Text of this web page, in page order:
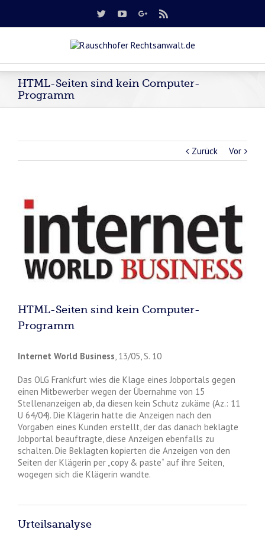
HTML-Seiten sind kein Computer-
Programm
Zurück Vor
HTML-Seiten sind kein Computer-
Programm
Internet World Business, 13/05, S. 10
Das OLG Frankfurt wies die Klage eines Jobportals gegen
einen Mitbewerber wegen der Übernahme von 15
Stellenanzeigen ab, da diesen kein Schutz zukäme (Az.: 11
U 64/04). Die Klägerin hatte die Anzeigen nach den
Vorgaben eines Kunden erstellt, der das danach beklagte
Jobportal beauftragte, diese Anzeigen ebenfalls zu
schalten. Die Beklagten kopierten die Anzeigen von den
Seiten der Klägerin per „copy & paste“ auf ihre Seiten,
wogegen sich die Klägerin wandte.
Urteilsanalyse